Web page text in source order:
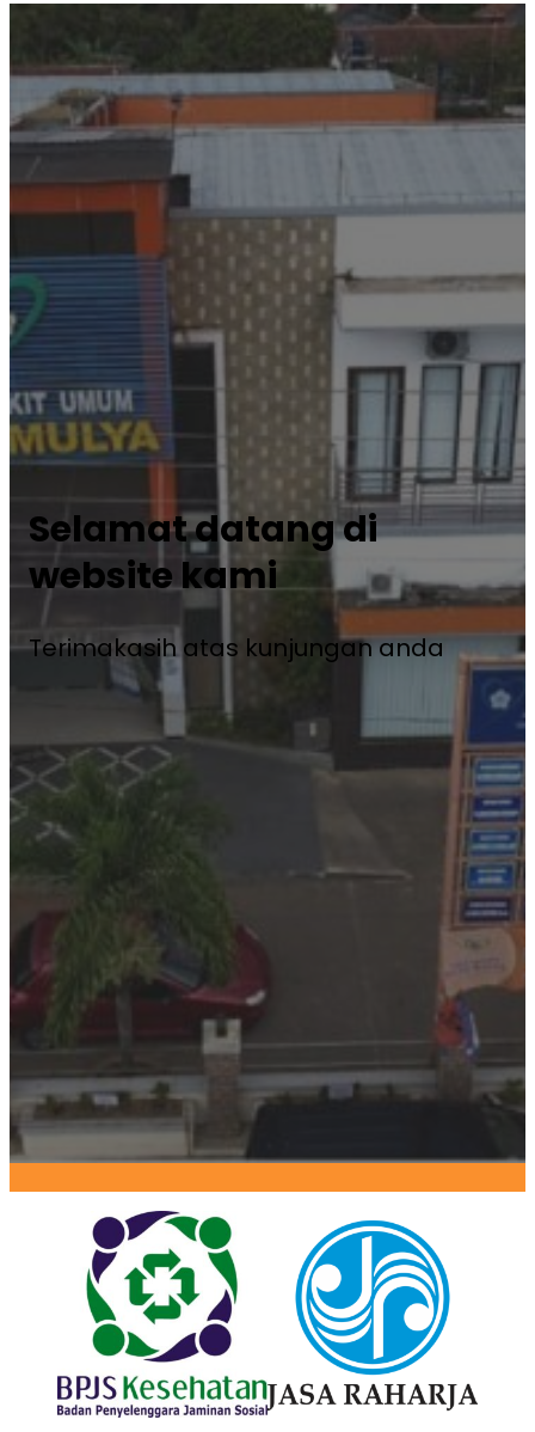
Selamat datang di
website kami
Terimakasih atas kunjungan anda